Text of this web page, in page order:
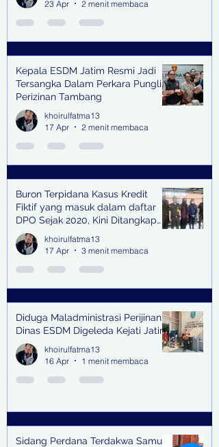
23 Apr
2 menit membaca
Kepala ESDM Jatim Resmi Jadi
Tersangka Dalam Perkara Pungli
Perizinan Tambang
khoirulfatma13
17 Apr
2 menit membaca
Buron Terpidana Kasus Kredit
Fiktif yang masuk dalam daftar
DPO Sejak 2020, Kini Ditangkap
Kejari Surabaya
khoirulfatma13
17 Apr
3 menit membaca
Diduga Maladministrasi Perijinan,
Dinas ESDM Digeleda Kejati Jatim
khoirulfatma13
16 Apr
1 menit membaca
Sidang Perdana Terdakwa Samuel